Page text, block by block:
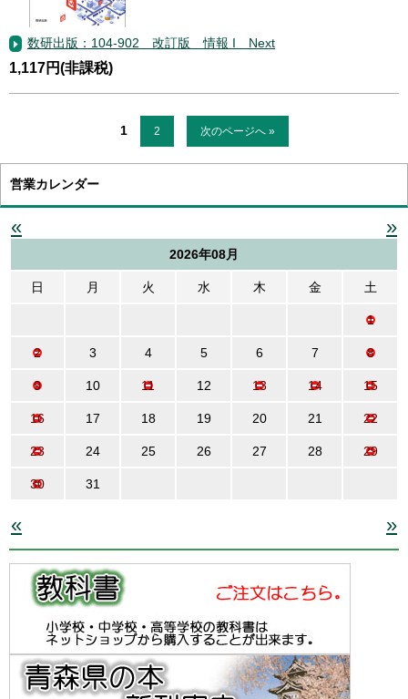
数研出版：104-902 改訂版 情報 I Next
1,117円(非課税)
1 2 次のページへ »
営業カレンダー
« »
2026年08月
日 月 火 水 木 金 土
1
2 3 4 5 6 7 8
9 10 11 12 13 14 15
16 17 18 19 20 21 22
23 24 25 26 27 28 29
30 31
« »